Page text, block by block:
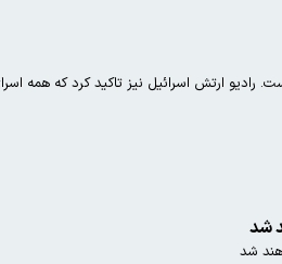
گردان‌های قسام اعلام کرد که تمامی ۲۰ اسیر زنده اسرائیلی را در چارچوب توافق تبادل اسرا با اسرائیل آزاد
شد
شد